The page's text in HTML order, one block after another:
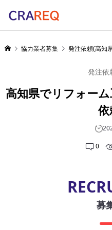
協力業者募集 発注依頼(高知
発注依
高知県でリフォー
依
0
募